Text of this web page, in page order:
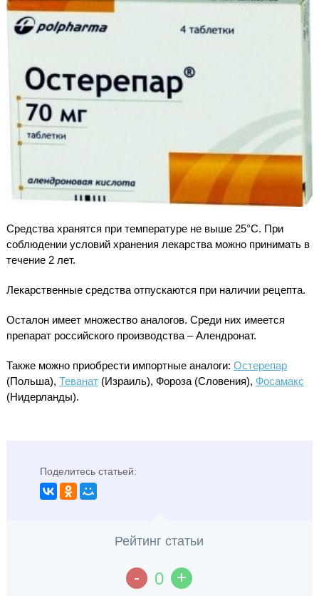
Средства хранятся при температуре не выше 25°С. При
соблюдении условий хранения лекарства можно принимать в
течение 2 лет.
Лекарственные средства отпускаются при наличии рецепта.
Осталон имеет множество аналогов. Среди них имеется
препарат российского производства – Алендронат.
Также можно приобрести импортные аналоги: Остерепар
(Польша), Теванат(Израиль), Фороза (Словения), Фосамакс
(Нидерланды).
Поделитесь статьей:
Рейтинг статьи
- 0 +